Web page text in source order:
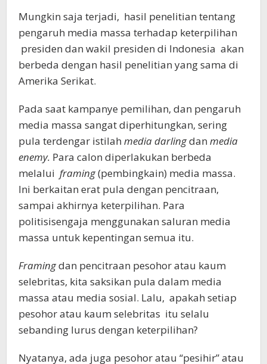
Mungkin saja terjadi, hasil penelitian tentang
pengaruh media massa terhadap keterpilihan
presiden dan wakil presiden di Indonesia akan
berbeda dengan hasil penelitian yang sama di
Amerika Serikat.
Pada saat kampanye pemilihan, dan pengaruh
media massa sangat diperhitungkan, sering
pula terdengar istilah media darlingdan media
enemy. Para calon diperlakukan berbeda
melalui framing(pembingkain) media massa.
Ini berkaitan erat pula dengan pencitraan,
sampai akhirnya keterpilihan. Para
politisisengaja menggunakan saluran media
massa untuk kepentingan semua itu.
Framingdan pencitraan pesohor atau kaum
selebritas, kita saksikan pula dalam media
massa atau media sosial. Lalu, apakah setiap
pesohor atau kaum selebritas itu selalu
sebanding lurus dengan keterpilihan?
Nyatanya, ada juga pesohor atau “pesihir” atau